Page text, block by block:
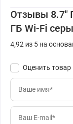
Отзывы 8.7"
ГБ Wi-Fi
4,92 из 5 на
Оценить товар